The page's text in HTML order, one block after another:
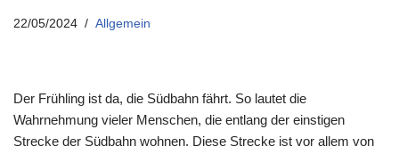
22/05/2024 Allgemein
Der Frühling ist da, die Südbahn fährt. So lautet die
Wahrnehmung vieler Menschen, die entlang der einstigen
Strecke der Südbahn wohnen. Diese Strecke ist vor allem von